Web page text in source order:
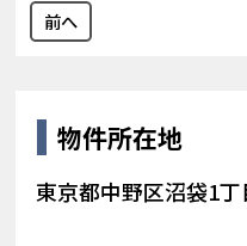
前へ
物件所在地
東京都中野区沼袋1